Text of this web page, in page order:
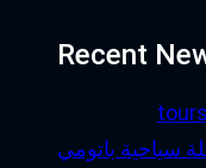
Recent
سياحية باتومي